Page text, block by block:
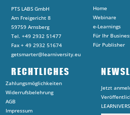
PTS LABS GmbH
Am Freigericht 8
59759 Arnsberg
Tel. +49 2932 51477
Fax + 49 2932 51674
getsmarter@learniversity.eu
Home
Webinare
e-Learnings
Für Ihr
Für Publisher
RECHTLICHES
Zahlungsmöglichkeiten
Widerrufsbelehrung
AGB
Impressum
Jetzt